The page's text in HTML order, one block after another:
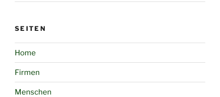
SEITEN
Home
Firmen
Menschen